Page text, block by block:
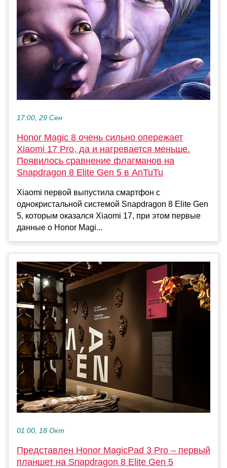
17:00, 29 Сен
Honor Magic 8 очень сильно опережает
Xiaomi 17 Pro, да и нагревается меньше.
Появилось сравнение флагманов на
Snapdragon 8 Elite Gen 5 в AnTuTu
Xiaomi первой выпустила смартфон с
однокристальной системой Snapdragon 8 Elite Gen
5, которым оказался Xiaomi 17, при этом первые
данные о Honor Magi...
01:00, 18 Окт
Представлен Honor MagicPad 3 Pro – первый
планшет на Snapdragon 8 Elite Gen 5